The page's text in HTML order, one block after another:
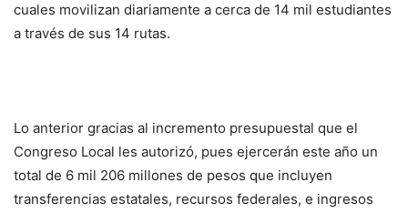
cuales movilizan diariamente a cerca de 14 mil estudiantes
a través de sus 14 rutas.
Lo anterior gracias al incremento presupuestal que el
Congreso Local les autorizó, pues ejercerán este año un
total de 6 mil 206 millones de pesos que incluyen
transferencias estatales, recursos federales, e ingresos